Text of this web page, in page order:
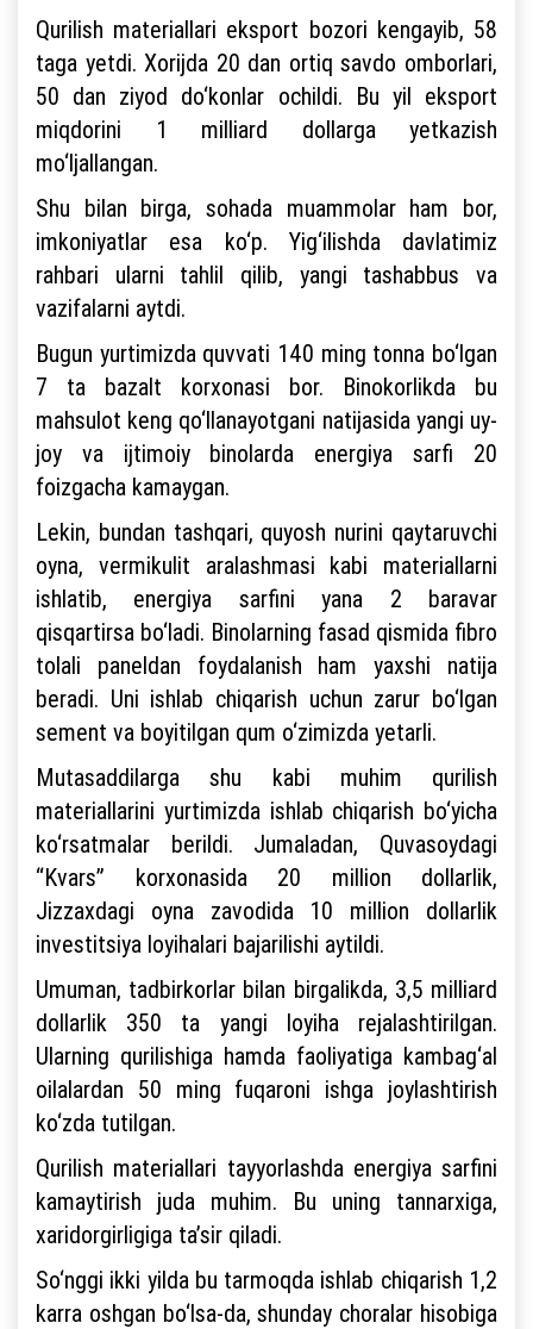
Qurilish materiallari eksport bozori kengayib, 58
taga yetdi. Xorijda 20 dan ortiq savdo omborlari,
50 dan ziyod do‘konlar ochildi. Bu yil eksport
miqdorini 1 milliard dollarga yetkazish
mo‘ljallangan.
Shu bilan birga, sohada muammolar ham bor,
imkoniyatlar esa ko‘p. Yig‘ilishda davlatimiz
rahbari ularni tahlil qilib, yangi tashabbus va
vazifalarni aytdi.
Bugun yurtimizda quvvati 140 ming tonna bo‘lgan
7 ta bazalt korxonasi bor. Binokorlikda bu
mahsulot keng qo‘llanayotgani natijasida yangi uy-
joy va ijtimoiy binolarda energiya sarfi 20
foizgacha kamaygan.
Lekin, bundan tashqari, quyosh nurini qaytaruvchi
oyna, vermikulit aralashmasi kabi materiallarni
ishlatib, energiya sarfini yana 2 baravar
qisqartirsa bo‘ladi. Binolarning fasad qismida fibro
tolali paneldan foydalanish ham yaxshi natija
beradi. Uni ishlab chiqarish uchun zarur bo‘lgan
sement va boyitilgan qum o‘zimizda yetarli.
Mutasaddilarga shu kabi muhim qurilish
materiallarini yurtimizda ishlab chiqarish bo‘yicha
ko‘rsatmalar berildi. Jumaladan, Quvasoydagi
“Kvars” korxonasida 20 million dollarlik,
Jizzaxdagi oyna zavodida 10 million dollarlik
investitsiya loyihalari bajarilishi aytildi.
Umuman, tadbirkorlar bilan birgalikda, 3,5 milliard
dollarlik 350 ta yangi loyiha rejalashtirilgan.
Ularning qurilishiga hamda faoliyatiga kambag‘al
oilalardan 50 ming fuqaroni ishga joylashtirish
ko‘zda tutilgan.
Qurilish materiallari tayyorlashda energiya sarfini
kamaytirish juda muhim. Bu uning tannarxiga,
xaridorgirligiga ta’sir qiladi.
So‘nggi ikki yilda bu tarmoqda ishlab chiqarish 1,2
karra oshgan bo‘lsa-da, shunday choralar hisobiga